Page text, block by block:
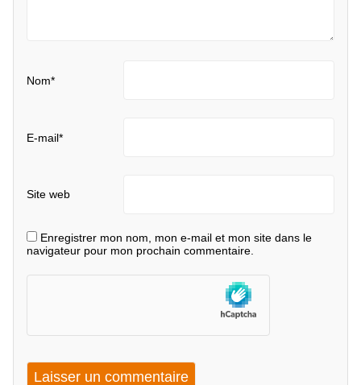
Nom*
E-mail*
Site web
Enregistrer mon nom, mon e-mail et mon site dans le
navigateur pour mon prochain commentaire.